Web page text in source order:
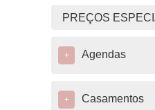
PREÇOS
+ Agendas
+ Casamentos